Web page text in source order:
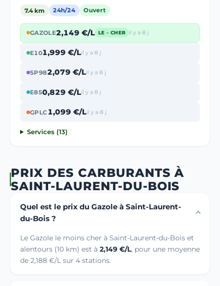
7.4 km 24h/24 Ouvert
GAZOLE2,149 €/L LE - CHER il y a 8 j
E101,999 €/Lil y a 8 j
SP982,079 €/Lil y a 8 j
E850,829 €/Lil y a 8 j
GPLC1,099 €/Lil y a 8 j
Services (13)
PRIX DES CARBURANTS À
SAINT-LAURENT-DU-BOIS
Quel est le prix du Gazole à Saint-Laurent-
du-Bois ?
Le Gazole le moins cher à Saint-Laurent-du-Bois et
alentours (10 km) est à 2,149 €/L, pour une moyenne
de 2,188 €/L sur 4 stations.